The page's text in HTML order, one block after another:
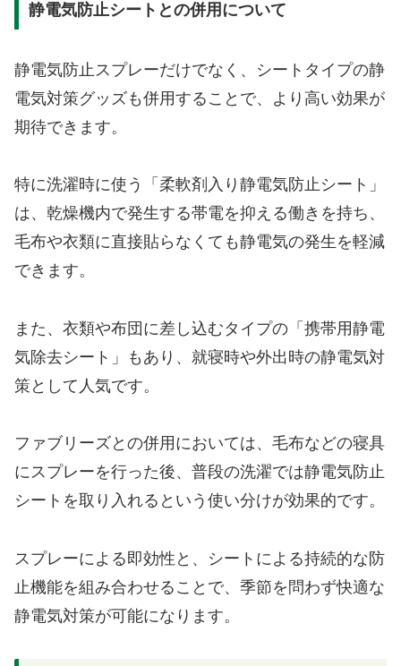
静電気防止シートとの併用について
静電気防止スプレーだけでなく、シートタイプの静
電気対策グッズも併用することで、より高い効果が
期待できます。
特に洗濯時に使う「柔軟剤入り静電気防止シート」
は、乾燥機内で発生する帯電を抑える働きを持ち、
毛布や衣類に直接貼らなくても静電気の発生を軽減
できます。
また、衣類や布団に差し込むタイプの「携帯用静電
気除去シート」もあり、就寝時や外出時の静電気対
策として人気です。
ファブリーズとの併用においては、毛布などの寝具
にスプレーを行った後、普段の洗濯では静電気防止
シートを取り入れるという使い分けが効果的です。
スプレーによる即効性と、シートによる持続的な防
止機能を組み合わせることで、季節を問わず快適な
静電気対策が可能になります。